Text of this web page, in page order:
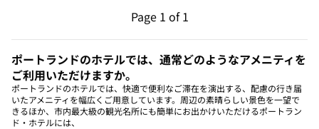
Page 1 of 1
前のページ（1/1）
Page 1 of 1
ポートランドのホテルでは、通常どのようなアメニティを
ご利用いただけますか。
ポートランドのホテルでは、快適で便利なご滞在を演出する、配慮の行き届
いたアメニティを幅広くご用意しています。周辺の素晴らしい景色を一望で
きるほか、市内最大級の観光名所にも簡単にお出かけいただけるポートラン
ド・ホテルには、